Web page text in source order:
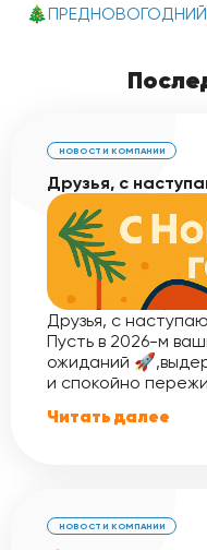
🎄ПРЕДНОВОГОДНИЙ
НОВОСТИ КОМПАНИИ
Друзья, с
Друзья, с
Пусть в 2026-м
ожиданий
и спокойно
Читать далее
НОВОСТИ КОМПАНИИ